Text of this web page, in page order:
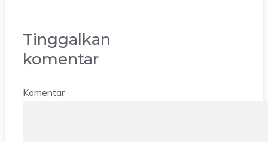
Tinggalkan
komentar
Komentar